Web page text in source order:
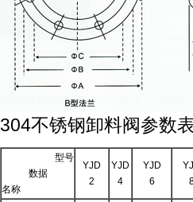
304不锈钢卸料阀参数
型号
数据
名称
YJD
2
YJD
4
YJD
6